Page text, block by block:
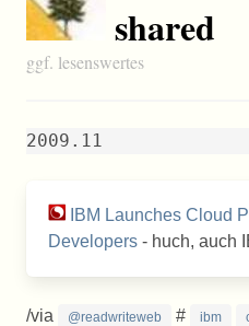
shared
ggf. lesenswertes
2009.11
IBM Launches Cloud
Developers - huch, auch
/via @readwriteweb # ibm